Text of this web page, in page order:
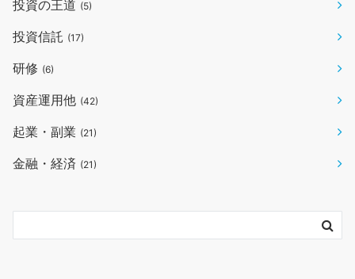
投資の王道 (5)
投資信託 (17)
研修 (6)
資産運用他 (42)
起業・副業 (21)
金融・経済 (21)